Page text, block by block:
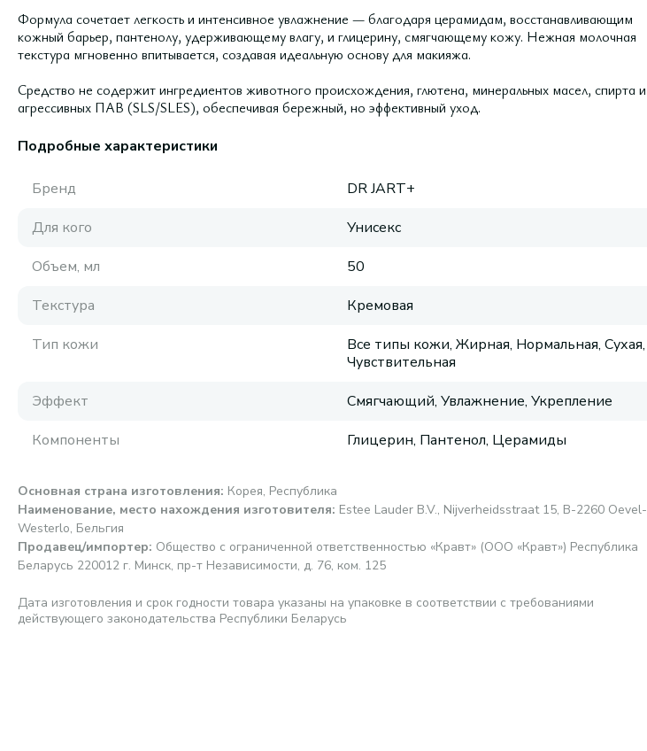
Формула сочетает легкость и интенсивное увлажнение — благодаря церамидам, восстанавливающим
кожный барьер, пантенолу, удерживающему влагу, и глицерину, смягчающему кожу. Нежная молочная
текстура мгновенно впитывается, создавая идеальную основу для макияжа.
Средство не содержит ингредиентов животного происхождения, глютена, минеральных масел, спирта и
агрессивных ПАВ (SLS/SLES), обеспечивая бережный, но эффективный уход.
Подробные характеристики
Бренд
DR JART+
Для кого
Унисекс
Объем, мл
50
Текстура
Кремовая
Тип кожи
Все типы кожи, Жирная, Нормальная, Сухая,
Чувствительная
Эффект
Смягчающий, Увлажнение, Укрепление
Компоненты
Глицерин, Пантенол, Церамиды
Основная страна изготовления: Корея, Республика
Наименование, место нахождения изготовителя: Estee Lauder B.V., Nijverheidsstraat 15, B-2260 Oevel-
Westerlo, Бельгия
Продавец/импортер: Общество с ограниченной ответственностью «Кравт» (ООО «Кравт») Республика
Беларусь 220012 г. Минск, пр-т Независимости, д. 76, ком. 125
Дата изготовления и срок годности товара указаны на упаковке в соответствии с требованиями
действующего законодательства Республики Беларусь